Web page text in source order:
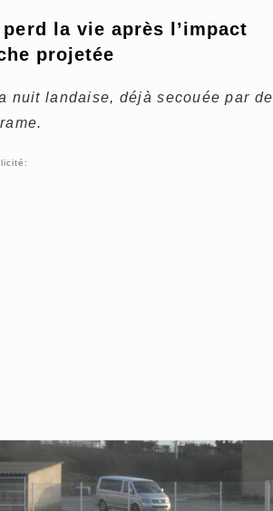
la vie après l’impact
projetée
nuit landaise, déjà secouée par de